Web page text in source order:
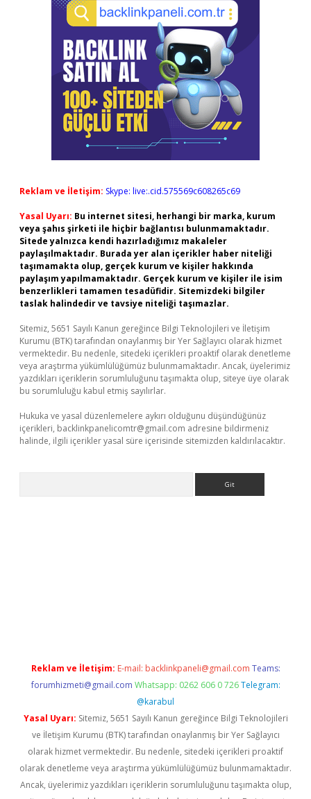
Reklam ve İletişim: Skype: live:.cid.575569c608265c69
Yasal Uyarı: Bu internet sitesi, herhangi bir marka, kurum
veya şahıs şirketi ile hiçbir bağlantısı bulunmamaktadır.
Sitede yalnızca kendi hazırladığımız makaleler
paylaşılmaktadır. Burada yer alan içerikler haber niteliği
taşımamakta olup, gerçek kurum ve kişiler hakkında
paylaşım yapılmamaktadır. Gerçek kurum ve kişiler ile isim
benzerlikleri tamamen tesadüfidir. Sitemizdeki bilgiler
taslak halindedir ve tavsiye niteliği taşımazlar.
Sitemiz, 5651 Sayılı Kanun gereğince Bilgi Teknolojileri ve İletişim
Kurumu (BTK) tarafından onaylanmış bir Yer Sağlayıcı olarak hizmet
vermektedir. Bu nedenle, sitedeki içerikleri proaktif olarak denetleme
veya araştırma yükümlülüğümüz bulunmamaktadır. Ancak, üyelerimiz
yazdıkları içeriklerin sorumluluğunu taşımakta olup, siteye üye olarak
bu sorumluluğu kabul etmiş sayılırlar.
Hukuka ve yasal düzenlemelere aykırı olduğunu düşündüğünüz
içerikleri, backlinkpanelicomtr@gmail.com adresine bildirmeniz
halinde, ilgili içerikler yasal süre içerisinde sitemizden kaldırılacaktır.
Reklam ve İletişim: E-mail: backlinkpaneli@gmail.com Teams:
forumhizmeti@gmail.com Whatsapp: 0262 606 0 726 Telegram:
@karabul
Yasal Uyarı: Sitemiz, 5651 Sayılı Kanun gereğince Bilgi Teknolojileri
ve İletişim Kurumu (BTK) tarafından onaylanmış bir Yer Sağlayıcı
olarak hizmet vermektedir. Bu nedenle, sitedeki içerikleri proaktif
olarak denetleme veya araştırma yükümlülüğümüz bulunmamaktadır.
Ancak, üyelerimiz yazdıkları içeriklerin sorumluluğunu taşımakta olup,